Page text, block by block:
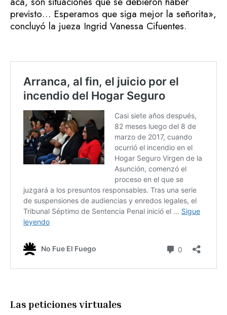
previsto… Esperamos que siga mejor la señorita»,
concluyó la jueza Ingrid Vanessa Cifuentes.
Las peticiones virtuales